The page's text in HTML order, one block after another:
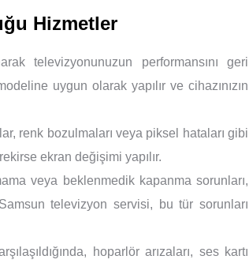
Hizmetler
televizyonunuzun performansını geri
uygun olarak yapılır ve cihazınızın
renk bozulmaları veya piksel hataları gibi
ekran değişimi yapılır.
veya beklenmedik kapanma sorunları,
televizyon servisi, bu tür sorunları
hoparlör arızaları, ses kartı